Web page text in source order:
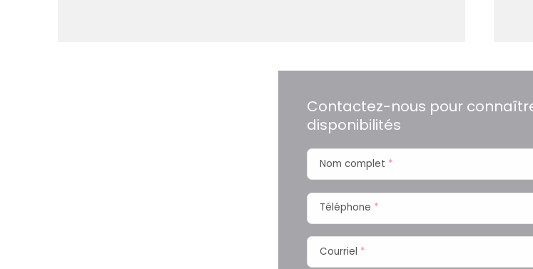
Contactez-nous pour
disponibilités
Nom complet *
Téléphone *
Courriel *